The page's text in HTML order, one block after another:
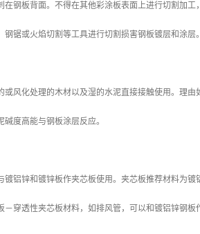
钢板背面。不得在其他彩涂板表面上进行切割加工
锯或火焰切割等工具进行切割损害钢板镀层和涂层。
风化处理的木材以及湿的水泥直接接触使用。理由
度高能与钢板涂层反应。
铝锌和镀锌板作夹芯板使用。夹芯板推荐材料为镀
穿透性夹芯板材料，如排风管，可以和镀铝锌钢板